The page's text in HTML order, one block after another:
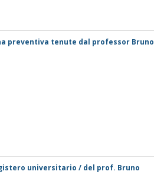
preventiva tenute dal professor Bruno
universitario / del prof. Bruno